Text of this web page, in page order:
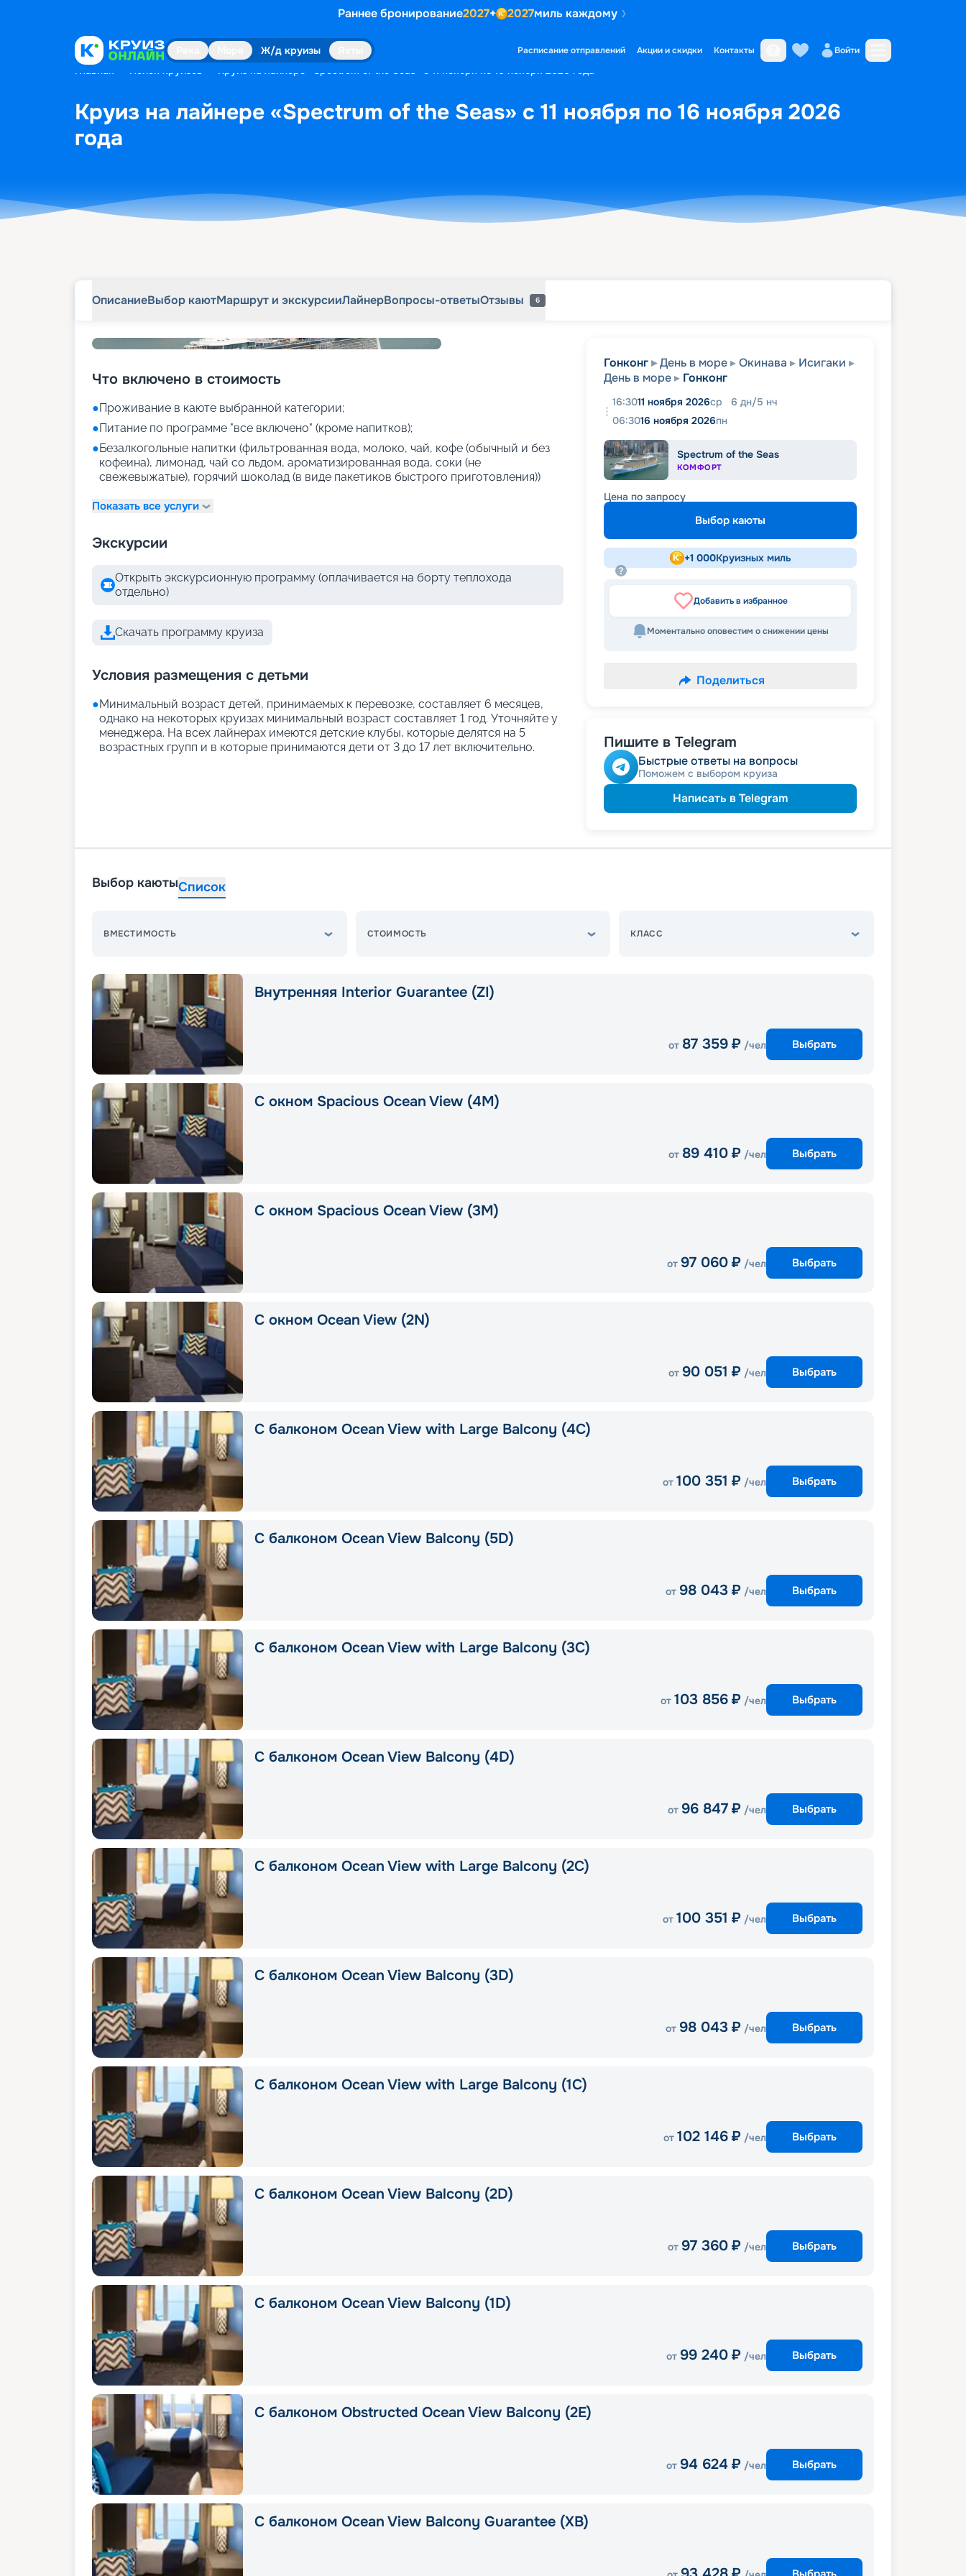
Раннее бронирование2027+ 2027миль каждому
Ж/д круизы Расписание отправлений Акции и скидки Контакты Войти
Главная Поиск круизов Круиз на лайнере «Spectrum of the Seas» с 11 ноября по 16 ноября 2026 года
Круиз на лайнере «Spectrum of the Seas» с 11 ноября по 16 ноября 2026
года
ОписаниеВыбор каютМаршрут и экскурсииЛайнерВопросы-ответыОтзывы 6
Что включено в стоимость
●Проживание в каюте выбранной категории;
●Питание по программе "все включено" (кроме напитков);
●Безалкогольные напитки (фильтрованная вода, молоко, чай, кофе (обычный и без
кофеина), лимонад, чай со льдом, ароматизированная вода, соки (не
свежевыжатые), горячий шоколад (в виде пакетиков быстрого приготовления))
Показать все услуги
Экскурсии
Открыть экскурсионную программу (оплачивается на борту теплохода
отдельно)
Скачать программу круиза
Условия размещения с детьми
●Минимальный возраст детей, принимаемых к перевозке, составляет 6 месяцев,
однако на некоторых круизах минимальный возраст составляет 1 год. Уточняйте у
менеджера. На всех лайнерах имеются детские клубы, которые делятся на 5
возрастных групп и в которые принимаются дети от 3 до 17 лет включительно.
Гонконг День в море Окинава
Исигаки
День в море
Гонконг
16:3011 ноября 2026ср 6 дн/5 нч
06:3016 ноября 2026пн
Spectrum of the Seas
КОМФОРТ
Цена по запросу
Выбор каюты
+1 000Круизных миль
Добавить в избранное
Моментально оповестим о снижении цены
Поделиться
Пишите в Telegram
Быстрые ответы на вопросы
Поможем с выбором круиза
Написать в Telegram
Выбор каютыСписок
ВМЕСТИМОСТЬ СТОИМОСТЬ КЛАСС
Внутренняя Interior Guarantee (ZI)
от 87 359 ₽ /чел Выбрать
С окном Spacious Ocean View (4M)
от 89 410 ₽ /чел Выбрать
С окном Spacious Ocean View (3M)
от 97 060 ₽ /чел Выбрать
С окном Ocean View (2N)
от 90 051 ₽ /чел Выбрать
С балконом Ocean View with Large Balcony (4C)
от 100 351 ₽ /чел Выбрать
С балконом Ocean View Balcony (5D)
от 98 043 ₽ /чел Выбрать
С балконом Ocean View with Large Balcony (3C)
от 103 856 ₽ /чел Выбрать
С балконом Ocean View Balcony (4D)
от 96 847 ₽ /чел Выбрать
С балконом Ocean View with Large Balcony (2C)
от 100 351 ₽ /чел Выбрать
С балконом Ocean View Balcony (3D)
от 98 043 ₽ /чел Выбрать
С балконом Ocean View with Large Balcony (1C)
от 102 146 ₽ /чел Выбрать
С балконом Ocean View Balcony (2D)
от 97 360 ₽ /чел Выбрать
С балконом Ocean View Balcony (1D)
от 99 240 ₽ /чел Выбрать
С балконом Obstructed Ocean View Balcony (2E)
от 94 624 ₽ /чел Выбрать
С балконом Ocean View Balcony Guarantee (XB)